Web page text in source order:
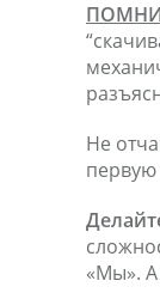
Не
первую
«Мы». А